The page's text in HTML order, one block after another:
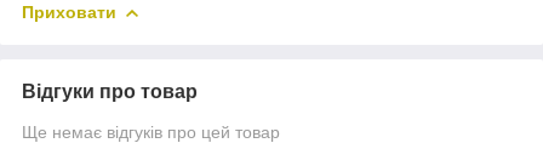
Приховати
Відгуки про товар
Ще немає відгуків про цей товар